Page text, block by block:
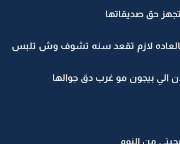
حق صديقاتها
لازم تقعد سنه تشوف وش تلبس
الي بيجون مو غرب دق جوالها
من النوم